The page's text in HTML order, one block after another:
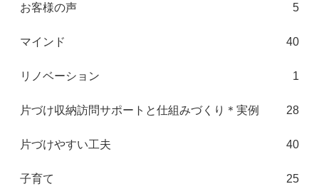
お客様の声 5
マインド 40
リノベーション 1
片づけ収納訪問サポートと仕組みづくり＊実例 28
片づけやすい工夫 40
子育て 25